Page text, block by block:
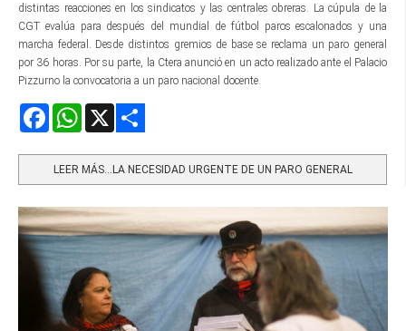
distintas reacciones en los sindicatos y las centrales obreras. La cúpula de la
CGT evalúa para después del mundial de fútbol paros escalonados y una
marcha federal. Desde distintos gremios de base se reclama un paro general
por 36 horas. Por su parte, la Ctera anunció en un acto realizado ante el Palacio
Pizzurno la convocatoria a un paro nacional docente.
FacebookWhatsApp
LEER MÁS…LA NECESIDAD URGENTE DE UN PARO GENERAL